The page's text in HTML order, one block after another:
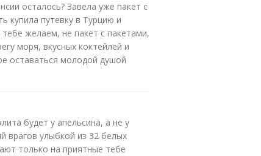
осталось? Завела уже пакет с
купила путевку в Турцию и
желаем, не пакет с пакетами,
моря, вкусных коктейлей и
оставаться молодой душой
будет у апельсина, а не у
врагов улыбкой из 32 белых
только на приятные тебе